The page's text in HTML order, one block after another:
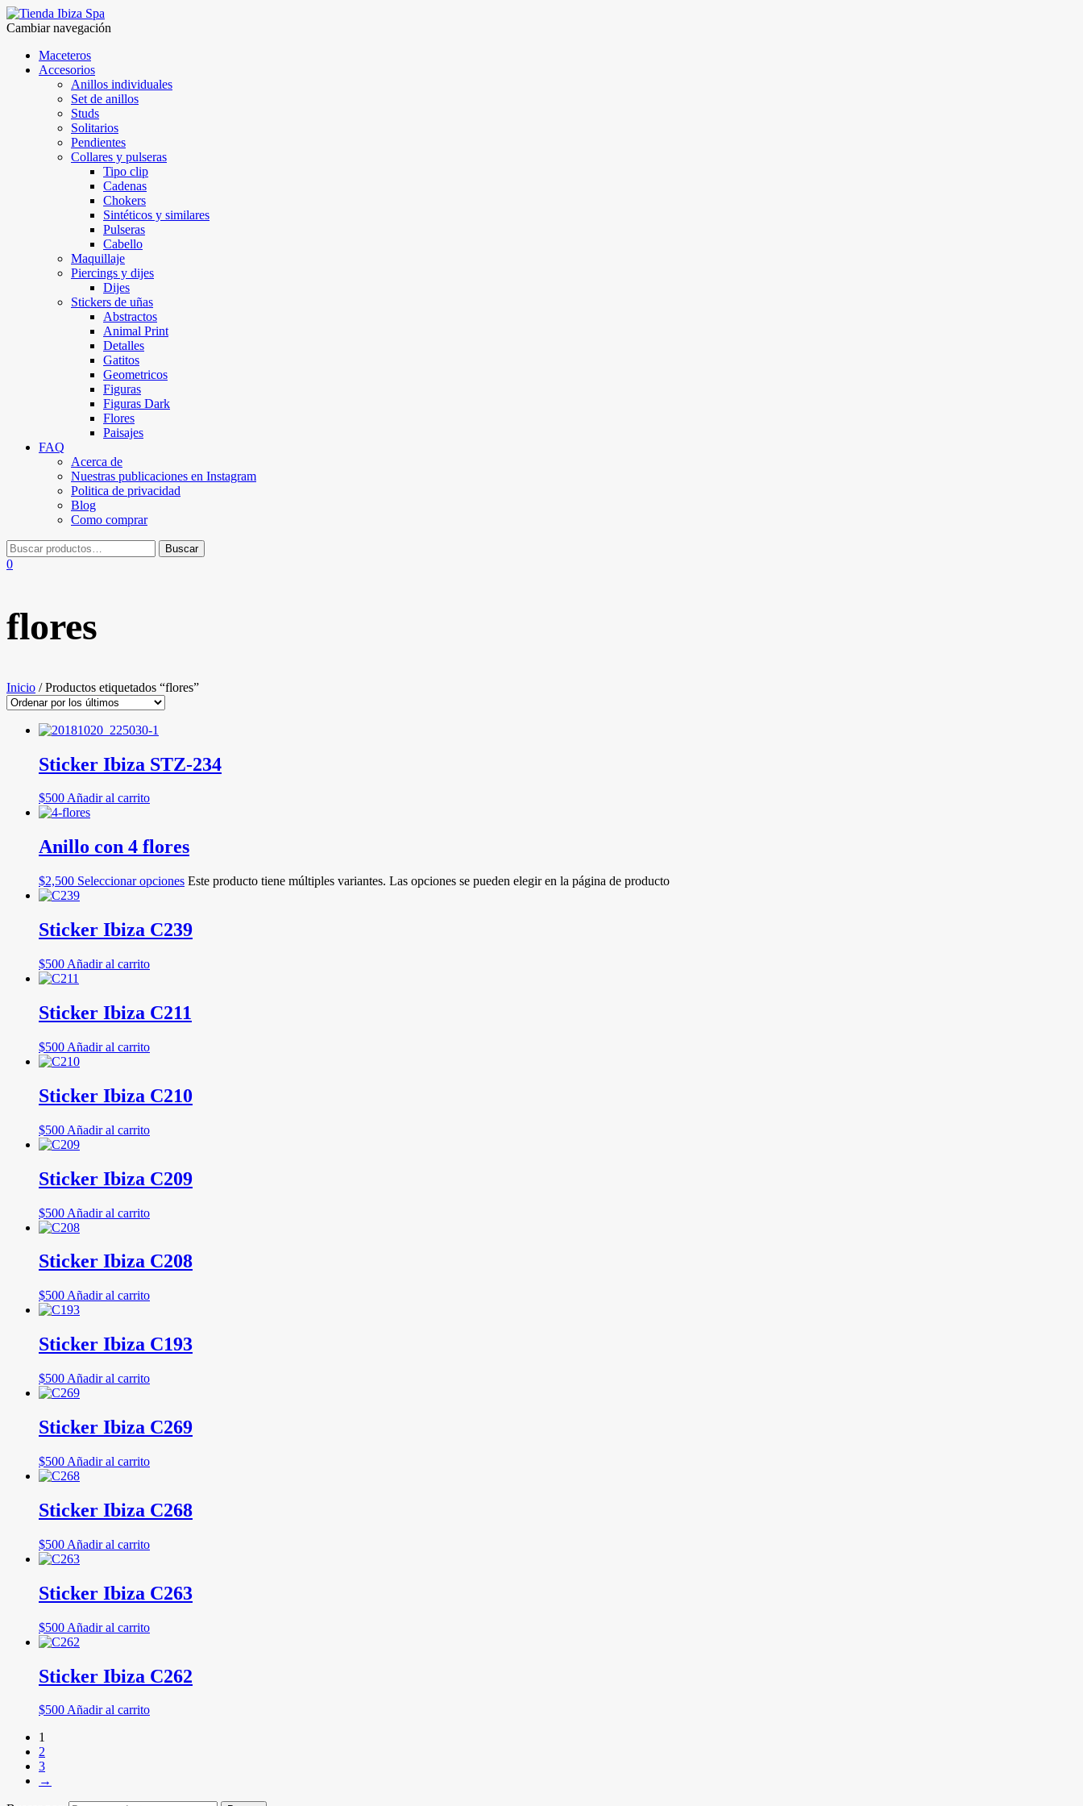
Cambiar navegación
Maceteros
Accesorios
Anillos individuales
Set de anillos
Studs
Solitarios
Pendientes
Collares y pulseras
Tipo clip
Cadenas
Chokers
Sintéticos y similares
Pulseras
Cabello
Maquillaje
Piercings y dijes
Dijes
Stickers de uñas
Abstractos
Animal Print
Detalles
Gatitos
Geometricos
Figuras
Figuras Dark
Flores
Paisajes
FAQ
Acerca de
Nuestras publicaciones en Instagram
Politica de privacidad
Blog
Como comprar
0
flores
Inicio / Productos etiquetados “flores”
Sticker Ibiza STZ-234
$500Añadir al carrito
Anillo con 4 flores
$2,500 Seleccionar opciones Este producto tiene múltiples variantes. Las opciones se pueden elegir en la página de producto
Sticker Ibiza C239
$500 Añadir al carrito
Sticker Ibiza C211
$500 Añadir al carrito
Sticker Ibiza C210
$500 Añadir al carrito
Sticker Ibiza C209
$500 Añadir al carrito
Sticker Ibiza C208
$500 Añadir al carrito
Sticker Ibiza C193
$500 Añadir al carrito
Sticker Ibiza C269
$500 Añadir al carrito
Sticker Ibiza C268
$500 Añadir al carrito
Sticker Ibiza C263
$500 Añadir al carrito
Sticker Ibiza C262
$500Añadir al carrito
1
2
3
→